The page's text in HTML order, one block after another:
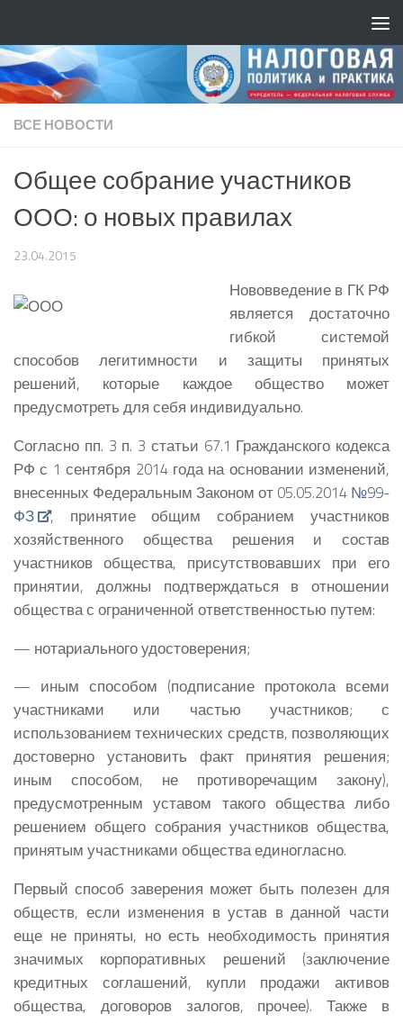
ВСЕ НОВОСТИ
Общее собрание участников
ООО: о новых правилах
23.04.2015
Нововведение в ГК РФ
является достаточно
гибкой системой
способов легитимности и защиты принятых
решений, которые каждое общество может
предусмотреть для себя индивидуально.
Согласно пп. 3 п. 3 статьи 67.1 Гражданского кодекса
РФ с 1 сентября 2014 года на основании изменений,
внесенных Федеральным Законом от 05.05.2014 №99-
ФЗ
, принятие общим собранием участников
хозяйственного общества решения и состав
участников общества, присутствовавших при его
принятии, должны подтверждаться в отношении
общества с ограниченной ответственностью путем:
— нотариального удостоверения;
— иным способом (подписание протокола всеми
участниками или частью участников; с
использованием технических средств, позволяющих
достоверно установить факт принятия решения;
иным способом, не противоречащим закону),
предусмотренным уставом такого общества либо
решением общего собрания участников общества,
принятым участниками общества единогласно.
Первый способ заверения может быть полезен для
обществ, если изменения в устав в данной части
еще не приняты, но есть необходимость принятия
значимых корпоративных решений (заключение
кредитных соглашений, купли продажи активов
общества, договоров залогов, прочее). Также в